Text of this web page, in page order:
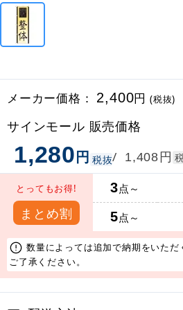
メーカー価格： 2,400円(税抜)
サインモール 販売価格
1,280円 税抜/ 1,408円
とってもお得!
まとめ割
3点～
5点～
数量によっては追加で納期をいた
ご了承ください。